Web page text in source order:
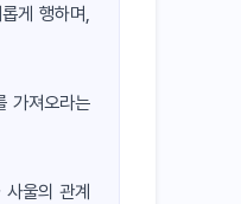
게 행하며,
가져오라는
울의 관계